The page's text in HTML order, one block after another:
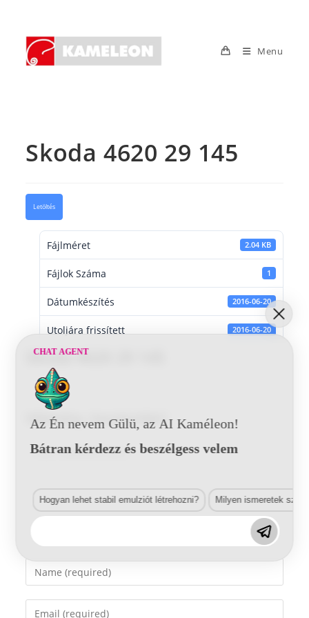
content
Menu
Skoda 4620 29 145
Letöltés
Fájlméret 2.04 KB
Fájlok Száma 1
Dátumkészítés 2016-06-20
Utoljára frissített 2016-06-20
Skoda 4620 29 145
Vélemény, hozzászólás?
Comment
Enter
your
name
Enter
CHAT AGENT
Az Én nevem Gülü, az AI Kaméleon!
Bátran kérdezz és beszélgess velem
Hogyan lehet stabil emulziót létrehozni? Milyen ismeretek